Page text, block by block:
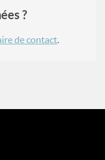
?
de contact.